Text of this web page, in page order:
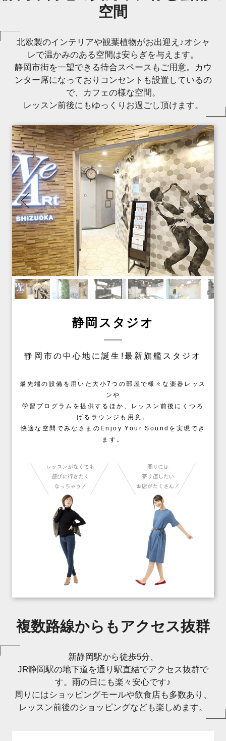
空間
北欧製のインテリアや観葉植物がお出迎え♪オシャ
レで温かみのある空間は安らぎを与えます。
静岡市街を一望できる待合スペースもご用意。カウ
ンター席になっておりコンセントも設置しているの
で、カフェの様な空間。
レッスン前後にもゆっくりお過ごし頂けます。
静岡スタジオ
静岡市の中心地に誕生!最新旗艦スタジオ
最先端の設備を用いた大小7つの部屋で様々な楽器レッス
ンや
学習プログラムを提供するほか、レッスン前後にくつろ
げるラウンジも用意。
快適な空間でみなさまのEnjoy Your Soundを実現でき
ます。
複数路線からもアクセス抜群
新静岡駅から徒歩5分、
JR静岡駅の地下道を通り駅直結でアクセス抜群で
す。雨の日にも楽々安心です♪
周りにはショッピングモールや飲食店も多数あり、
レッスン前後のショッピングなども楽しめます。